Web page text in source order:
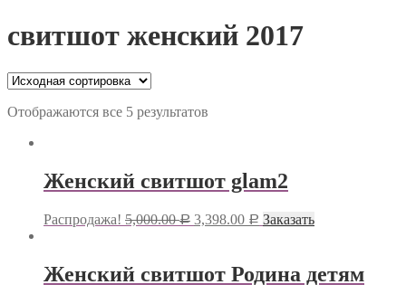
свитшот женский 2017
Отображаются все 5 результатов
Женский свитшот glam2
Распродажа! 5,000.00Р 3,398.00 Р Заказать
Женский свитшот Родина детям